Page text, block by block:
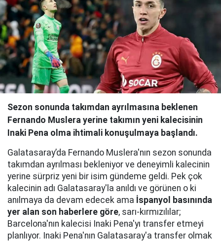
Sezon sonunda takımdan ayrılmasına beklenen
Fernando Muslera yerine takımın yeni kalecisinin
Inaki Pena olma ihtimali konuşulmaya başlandı.
Galatasaray’da Fernando Muslera'nın sezon sonunda
takımdan ayrılması bekleniyor ve deneyimli kalecinin
yerine sürpriz yeni bir isim gündeme geldi. Pek çok
kalecinin adı Galatasaray'la anıldı ve görünen o ki
anılmaya da devam edecek ama İspanyol basınında
yer alan son haberlere göre, sarı-kırmızılılar;
Barcelona'nın kalecisi Inaki Pena'yı transfer etmeyi
planlıyor. Inaki Pena'nın Galatasaray'a transfer olmak